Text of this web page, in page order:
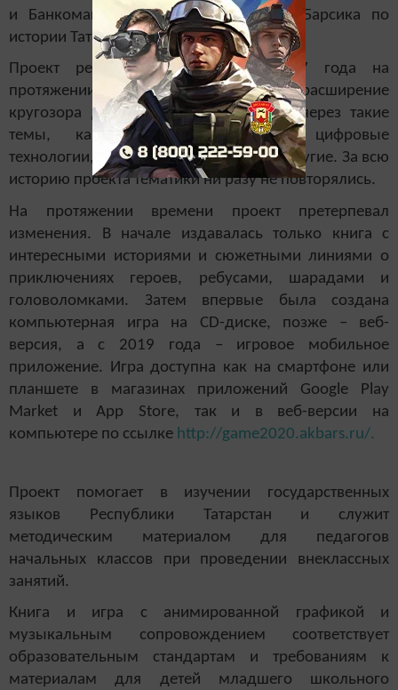
и Банкомаша на тему «Путешествие Барсика по
истории Татарстана».
Проект реализуется банком с 1997 года на
протяжении 24 лет. Одна из целей - расширение
кругозора детей - реализовывалась через такие
темы, как экология, биология, цифровые
технологии, спорт, мифы и легенды и другие. За всю
историю проекта тематики ни разу не повторялись.
На протяжении времени проект претерпевал
изменения. В начале издавалась только книга с
интересными историями и сюжетными линиями о
приключениях героев, ребусами, шарадами и
головоломками. Затем впервые была создана
компьютерная игра на CD-диске, позже – веб-
версия, а с 2019 года – игровое мобильное
приложение. Игра доступна как на смартфоне или
планшете в магазинах приложений Google Play
Market и App Store, так и в веб-версии на
компьютере по ссылке http://game2020.akbars.ru/.
Проект помогает в изучении государственных
языков Республики Татарстан и служит
методическим материалом для педагогов
начальных классов при проведении внеклассных
занятий.
Книга и игра с анимированной графикой и
музыкальным сопровождением соответствует
образовательным стандартам и требованиям к
материалам для детей младшего школьного